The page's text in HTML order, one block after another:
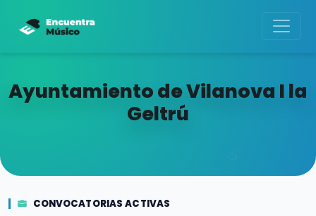
Ayuntamiento de Vilanova I la
Geltrú
CONVOCATORIAS ACTIVAS